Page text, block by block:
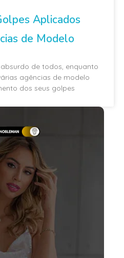
Aplicados
de Modelo
de todos, enquanto
agências de modelo
dos seus golpes